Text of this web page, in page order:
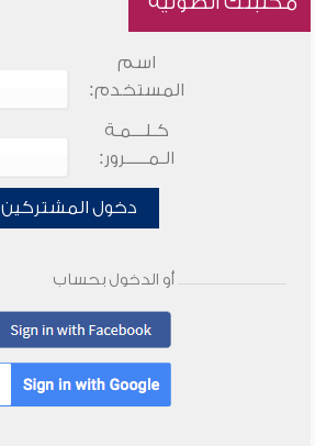
اسم
المستخدم:
كـلـــمـة
الـمـــــرور:
دخول المشتركين
أو الدخول بحساب